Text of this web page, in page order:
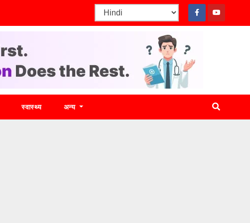
स्वास्थ्य अन्य